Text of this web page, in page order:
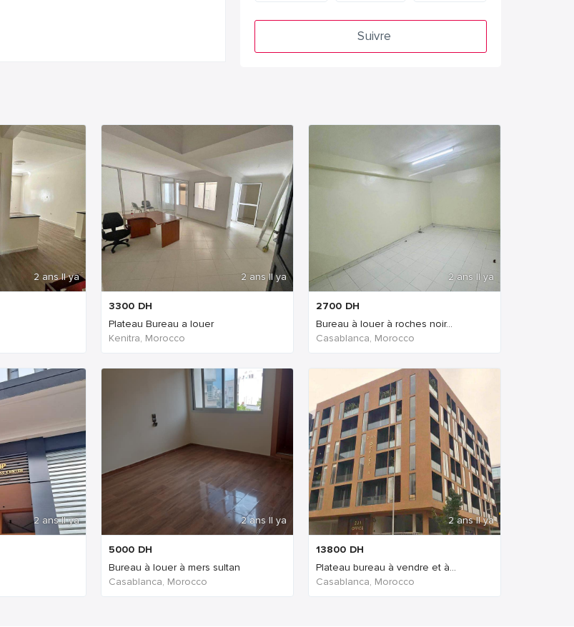
Suivre
2 ans Il ya 2 ans Il ya
3300 DH
Plateau Bureau a louer
Kenitra, Morocco
2 ans Il ya
2700 DH
Bureau à louer à roches noir...
Casablanca, Morocco
2 ans Il ya 2 ans Il ya
5000 DH
Bureau à louer à mers sultan
Casablanca, Morocco
2 ans Il ya
13800 DH
Plateau bureau à vendre et à...
Casablanca, Morocco